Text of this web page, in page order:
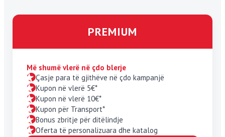
PREMIUM
Më shumë vlerë në çdo blerje
Çasje para të gjithëve në çdo kampanjë
Kupon në vlerë 5€*
Kupon në vlerë 10€*
Kupon për Transport*
Bonus zbritje për ditëlindje
Oferta të personalizuara dhe katalog